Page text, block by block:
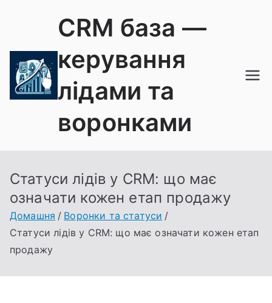
CRM база —
керування
лідами та
воронками
Статуси лідів у CRM: що має
означати кожен етап продажу
Домашня
Воронки та статуси
Статуси лідів у CRM: що має означати кожен етап
продажу